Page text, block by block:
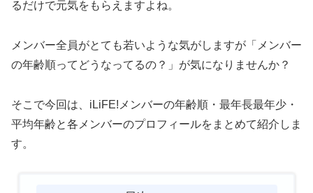
るだけで元気をもらえますよね。
メンバー全員がとても若いような気がしますが「メンバー
の年齢順ってどうなってるの？」が気になりませんか？
そこで今回は、iLiFE!メンバーの年齢順・最年長最年少・
平均年齢と各メンバーのプロフィールをまとめて紹介しま
す。